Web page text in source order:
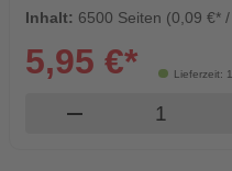
Inhalt: 6500 Seiten (0,09 €*
Lieferzeit:
5,95 €*
remove Produkt